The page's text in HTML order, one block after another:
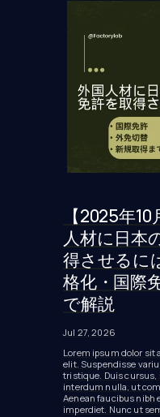
【2025年
人材に日本
得させるに
格化・国際
で解説
Jul 27, 2026
Lorem ipsum dolor sit
elit. Suspendisse
tristique. Duis cursus,
interdum nulla, ut
Aenean faucibus nibh
imperdiet. Nunc ut